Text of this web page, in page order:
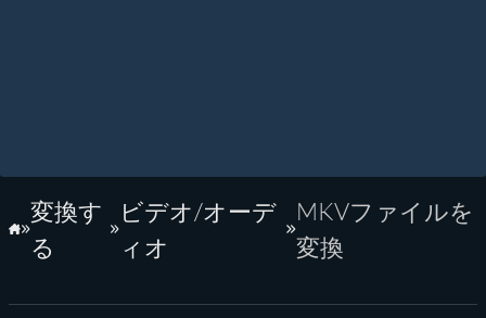
ホーム
変換す
る
ビデオ/オーデ
ィオ
MKVファイルを
変換